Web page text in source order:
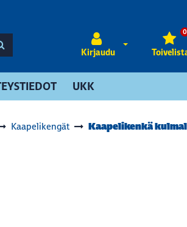
Kirjaudu
Avaa
0
UKK
Kaapelikengät Kaapelikenkä